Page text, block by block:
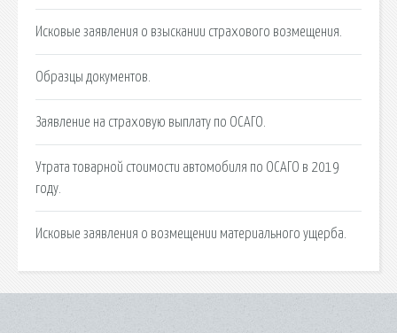
Исковые заявления о взыскании страхового возмещения.
Образцы документов.
Заявление на страховую выплату по ОСАГО.
Утрата товарной стоимости автомобиля по ОСАГО в 2019
году.
Исковые заявления о возмещении материального ущерба.